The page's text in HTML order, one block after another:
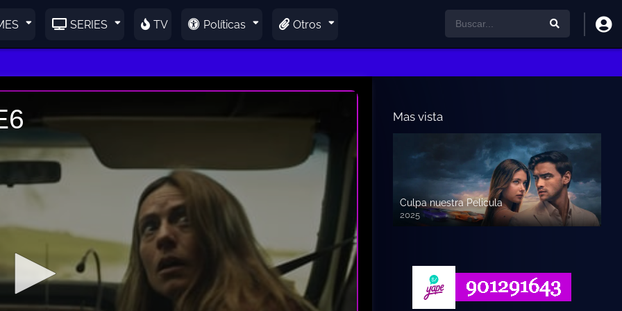
SERIES TV Políticas Otros
Mas vista
Culpa nuestra Pelicula
2025
720p HD